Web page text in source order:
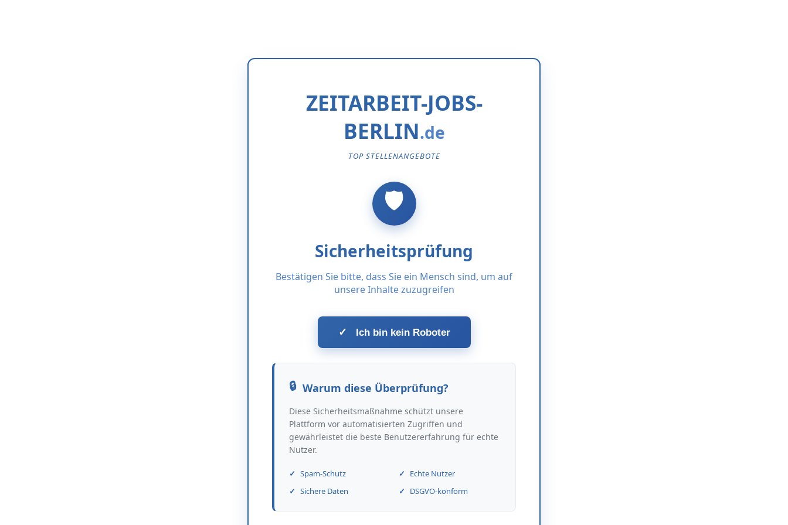
ZEITARBEIT-JOBS-
BERLIN
TOP STELLENANGEBOTE
Sicherheitsprüfung
Bestätigen Sie bitte, dass Sie ein Mensch sind, um auf
unsere Inhalte zuzugreifen
✓ Ich bin kein Roboter
Warum diese Überprüfung?
Diese Sicherheitsmaßnahme schützt unsere
Plattform vor automatisierten Zugriffen und
gewährleistet die beste Benutzererfahrung für echte
Nutzer.
Spam-Schutz
Echte Nutzer
Sichere Daten
DSGVO-konform